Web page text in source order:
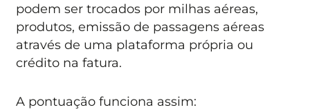
podem ser trocados por milhas aéreas,
produtos, emissão de passagens aéreas
através de uma plataforma própria ou
crédito na fatura.
A pontuação funciona assim: